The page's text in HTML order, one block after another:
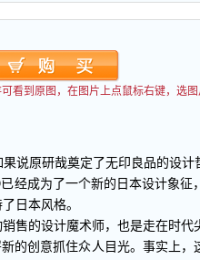
看到原图，在图片上点鼠标右键，选
果说原研哉奠定了无印良品的设
经成为了一个新的日本设计象
日本风格。
的设计魔术师，也是走在时代
的创意抓住众人目光。事实上